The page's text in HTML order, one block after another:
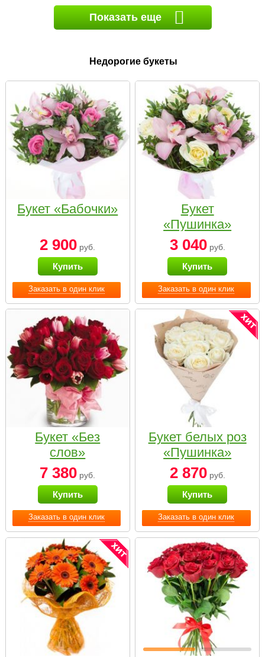
Показать еще
Недорогие букеты
Заказать в один клик
Букет «Бабочки»
2 900 руб.
Купить
Заказать в один клик
Букет
«Пушинка»
3 040руб.
Купить
Заказать в один клик
Букет «Без
слов»
7 380 руб.
Купить
Заказать в один клик
Букет белых роз
«Пушинка»
2 870руб.
Купить